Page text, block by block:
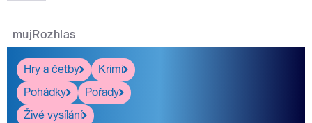
mujRozhlas
Hry a četby
Krimi
Pohádky
Pořady
Živé vysílání